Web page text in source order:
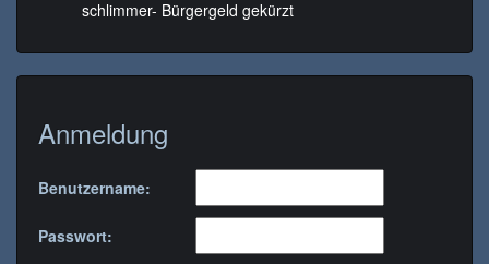
schlimmer- Bürgergeld gekürzt
Anmeldung
Benutzername:
Passwort: